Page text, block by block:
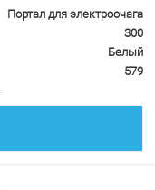
Портал для электроочага
300
Белый
579